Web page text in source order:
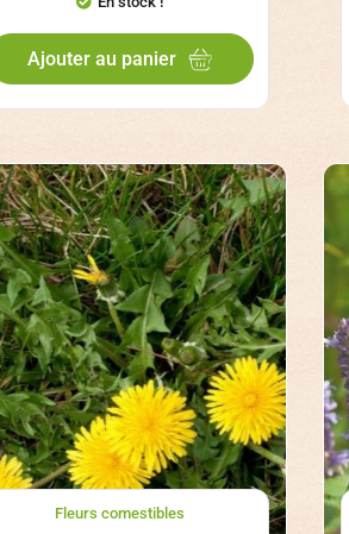
Ajouter au panier
Fleurs comestibles